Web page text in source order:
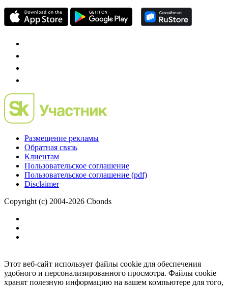
Размещение рекламы
Обратная связь
Клиентам
Пользовательское соглашение
Пользовательское соглашение (pdf)
Disclaimer
Copyright (c) 2004-2026 Cbonds
Этот веб-сайт использует файлы cookie для обеспечения
удобного и персонализированного просмотра. Файлы cookie
хранят полезную информацию на вашем компьютере для того,